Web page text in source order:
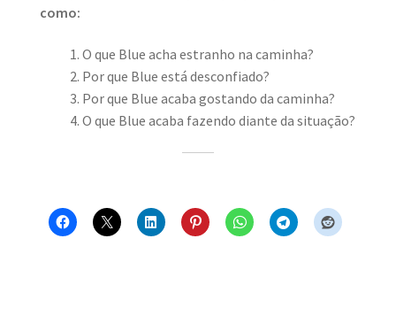
como:
O que Blue acha estranho na caminha?
Por que Blue está desconfiado?
Por que Blue acaba gostando da caminha?
O que Blue acaba fazendo diante da situação?